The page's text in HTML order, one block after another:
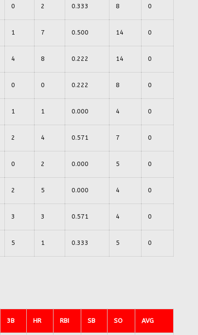
0 2 0.333 8 0
1 7 0.500 14 0
4 8 0.222 14 0
0 0 0.222 8 0
1 1 0.000 4 0
2 4 0.571 7 0
0 2 0.000 5 0
2 5 0.000 4 0
3 3 0.571 4 0
5 1 0.333 5 0
3B HR RBI SB SO AVG